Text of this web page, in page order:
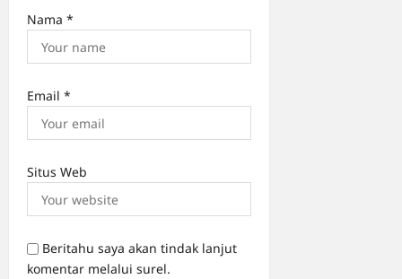
Nama *
Email *
Situs Web
Beritahu saya akan tindak lanjut
komentar melalui surel.